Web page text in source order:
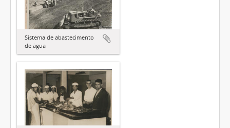
Sistema de abastecimento
de água